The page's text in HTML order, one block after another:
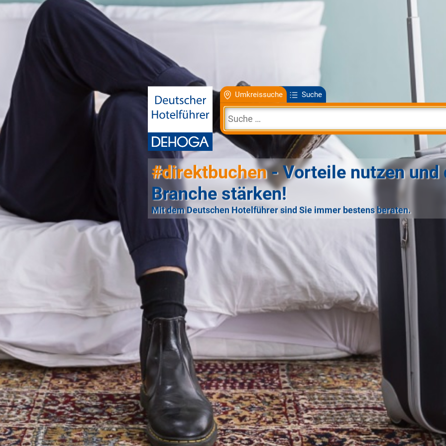
Umkreissuche Suche
#direktbuchen- Vorteile nutzen und
Branche stärken!
Mit dem Deutschen Hotelführer sind Sie immer bestens beraten.